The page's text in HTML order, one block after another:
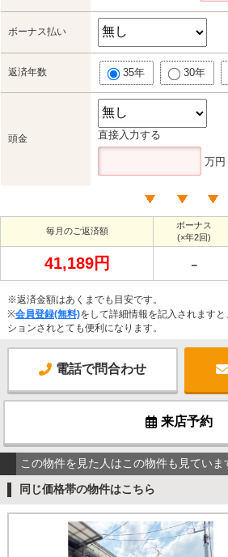
ボーナス払い
返済年数 35年 30年
頭金 直接入力する
万円
毎月のご返済額
ボーナス
(×年2回)
41,189円 －
※返済金額はあくまでも目安です。
※会員登録(無料)をして詳細情報を記入されます
ションされとても便利になります。
電話で問合わせ
来店予約
この物件を見た人はこの物件も見ていま
同じ価格帯の物件はこちら